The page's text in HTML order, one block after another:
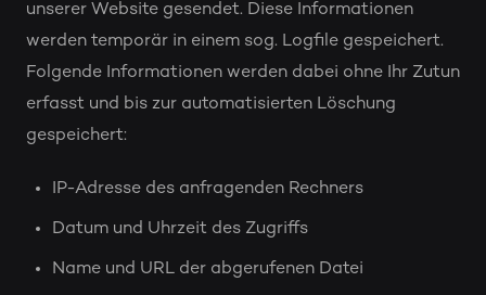
unserer Website gesendet. Diese Informationen
werden temporär in einem sog. Logfile gespeichert.
Folgende Informationen werden dabei ohne Ihr Zutun
erfasst und bis zur automatisierten Löschung
gespeichert:
IP-Adresse des anfragenden Rechners
Datum und Uhrzeit des Zugriffs
Name und URL der abgerufenen Datei